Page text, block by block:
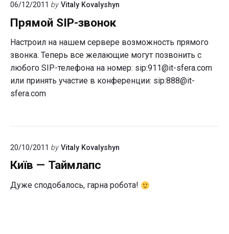
и
прогнозы
2011-
2012
06/12/2011 by Vitaly Kovalyshyn
Прямой SIP-звонок
Настроил на нашем сервере возможность прямого
звонка. Теперь все желающие могут позвонить с
любого SIP-телефона на номер: sip:911@it-sfera.com
или принять участие в конференции: sip:888@it-
sfera.com
20/10/2011 by Vitaly Kovalyshyn
Київ — Таймлапс
Дуже сподобалось, гарна робота!